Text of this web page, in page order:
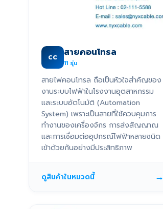
CC สายคอนโทรล
11 รุ่น
สายไฟคอนโทรล ถือเป็นหัวใจสำคัญของ
งานระบบไฟฟ้าในโรงงานอุตสาหกรรม
และระบบอัตโนมัติ (Automation
System) เพราะเป็นสายที่ใช้ควบคุมการ
ทำงานของเครื่องจักร การส่งสัญญาณ
และการเชื่อมต่ออุปกรณ์ไฟฟ้าหลายชนิด
เข้าด้วยกันอย่างมีประสิทธิภาพ
ดูสินค้าในหมวดนี้ →